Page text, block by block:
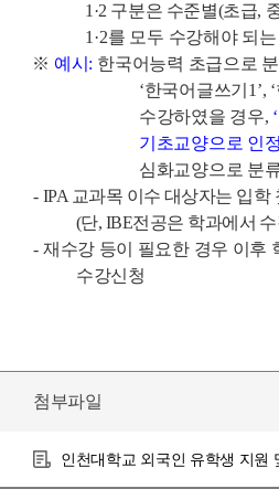
1·2 구분은 수준별(초급,
1·2를 모두 수강해야 되
※ 예시 : 한국어능력 초급으로
‘한국어글쓰기 1 ’, ‘
수강하였을 경우, ‘
기초교양으로 인정
심화교양으로 분
- IPA 교과목 이수 대상자는 입학
(단, IBE전공은 학과에서
- 재수강 등이 필요한 경우 이후
수강신청
첨부파일
인천대학교 외국인 유학생 지원